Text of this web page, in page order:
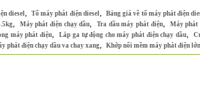
diesel,Tổ máy phát điện diesel,Bảng giá về tổ máy phát điện
, Máy phát điện chạy dầu,Tra dầu máy phát điện,
Máy phát
máy phát điện,Lắp ga tự động cho máy phát điện chạy dầu,
phát điện chạy dầu va chay xang, Khớp nối mềm máy phát điện lớn